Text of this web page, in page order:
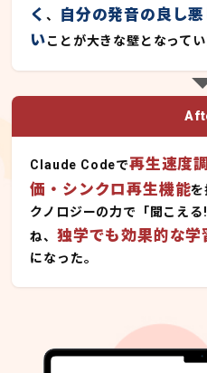
く、
自分の発音の良し
いことが大きな壁となってい
Claude Codeで再生速度
価・シンクロ再生機能を
クノロジーの力で「聞こえ
ね、独学でも効果的な学
になった。